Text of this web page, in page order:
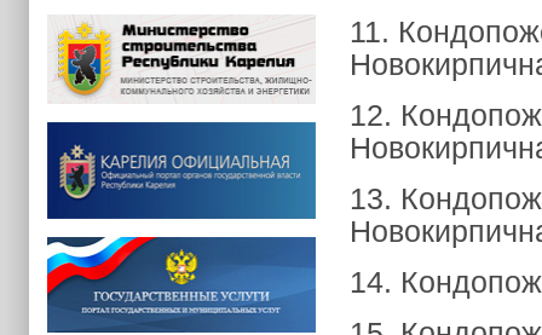
11.
12.
13.
14.